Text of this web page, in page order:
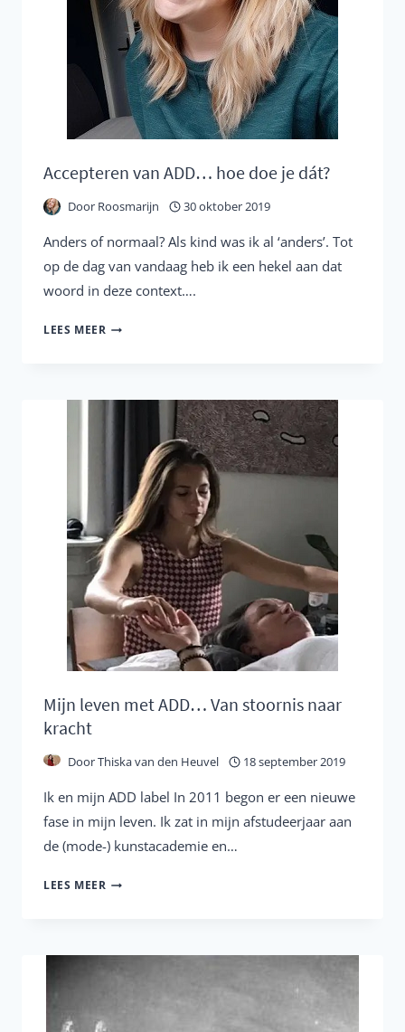
ADD
ADHD?
Accepteren van ADD… hoe doe je dát?
Door Roosmarijn 30 oktober 2019
Anders of normaal? Als kind was ik al ‘anders’. Tot
op de dag van vandaag heb ik een hekel aan dat
woord in deze context….
LEES MEER ACCEPTEREN
HOE
Mijn leven met ADD… Van stoornis naar
kracht
DoorThiska van den Heuvel 18 september 2019
Ik en mijn ADD label In 2011 begon er een nieuwe
fase in mijn leven. Ik zat in mijn afstudeerjaar aan
de (mode-) kunstacademie en…
LEES MEER MIJN
ADD…
STOORNIS